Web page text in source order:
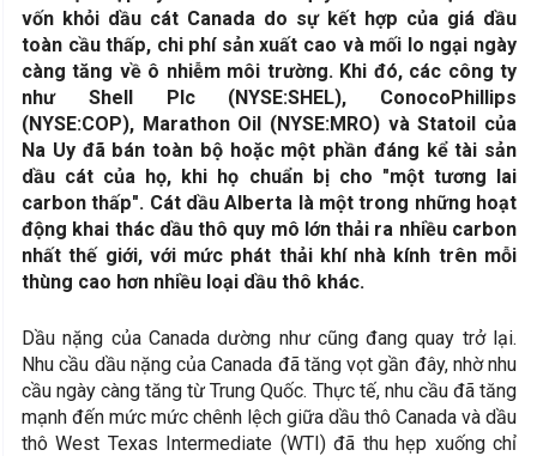
vốn khỏi dầu cát Canada do sự kết hợp của giá dầu
toàn cầu thấp, chi phí sản xuất cao và mối lo ngại ngày
càng tăng về ô nhiễm môi trường. Khi đó, các công ty
như Shell Plc (NYSE:SHEL), ConocoPhillips
(NYSE:COP), Marathon Oil (NYSE:MRO) và Statoil của
Na Uy đã bán toàn bộ hoặc một phần đáng kể tài sản
dầu cát của họ, khi họ chuẩn bị cho "một tương lai
carbon thấp". Cát dầu Alberta là một trong những hoạt
động khai thác dầu thô quy mô lớn thải ra nhiều carbon
nhất thế giới, với mức phát thải khí nhà kính trên mỗi
thùng cao hơn nhiều loại dầu thô khác.
Dầu nặng của Canada dường như cũng đang quay trở lại.
Nhu cầu dầu nặng của Canada đã tăng vọt gần đây, nhờ nhu
cầu ngày càng tăng từ Trung Quốc. Thực tế, nhu cầu đã tăng
mạnh đến mức mức chênh lệch giữa dầu thô Canada và dầu
thô West Texas Intermediate (WTI) đã thu hẹp xuống chỉ